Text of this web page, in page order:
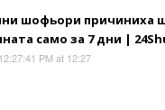
шофьори причиниха
само за 7 дни |
PM at 12:27